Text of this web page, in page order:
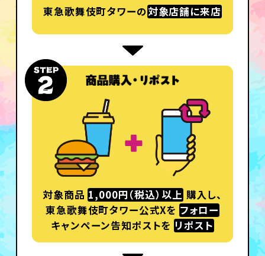
東急歌舞伎町タワーの対象店舗に来店
対象商品1,000円（税込）以上購入し、
東急歌舞伎町タワー公式Xを フォロー
キャンペーン告知ポストをリポスト